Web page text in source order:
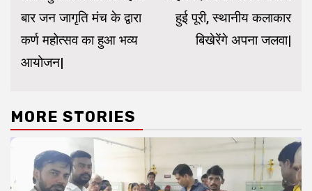
बार जन जागृति मंच के द्वारा
कर्ण महोत्सव का हुआ भव्य
आयोजन|
हुई पूरी, स्थानीय कलाकार
बिखेरेंगे अपना जलवा|
MORE STORIES